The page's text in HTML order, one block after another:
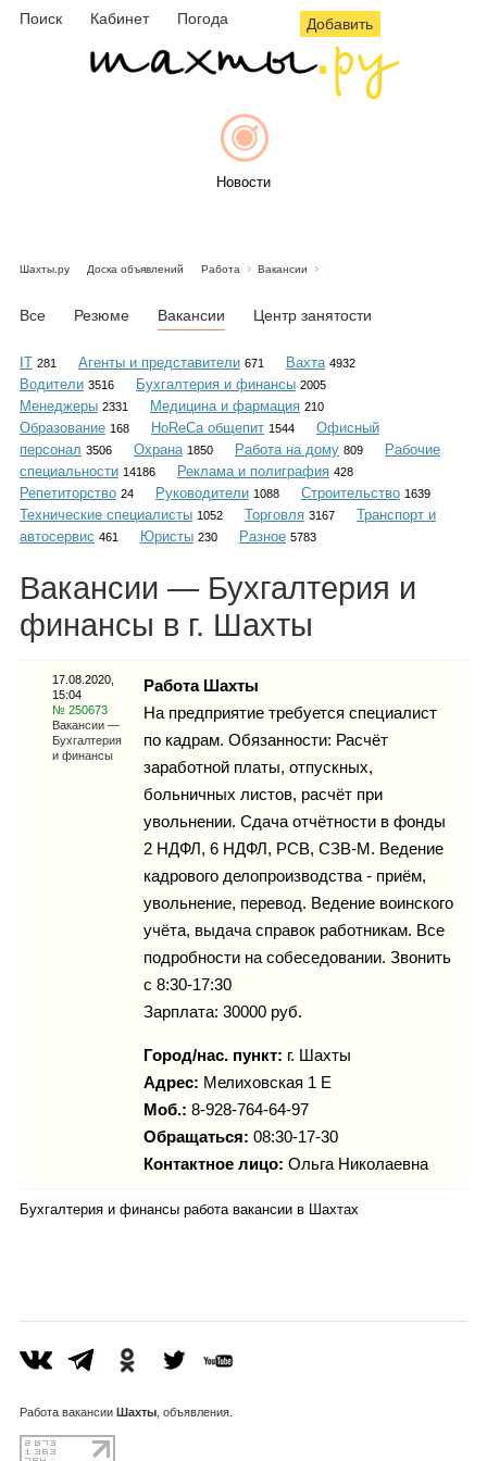
Поиск Кабинет Погода Добавить
Новости
Объявления
Каталог
Инфо
Карты
Фотогалерея
Шахты.ру Доска объявлений Работа Вакансии
Все Резюме Вакансии Центр занятости
IT 281 Агенты и представители 671 Вахта 4932
Водители 3516 Бухгалтерия и финансы 2005
Менеджеры 2331 Медицина и фармация 210
Образование 168 HoReCa общепит 1544
Офисный
персонал 3506 Охрана 1850 Работа на дому 809
Рабочие
специальности 14186 Реклама и полиграфия 428
Репетиторство 24 Руководители 1088 Строительство 1639
Технические специалисты 1052 Торговля 3167
Транспорт и
автосервис 461 Юристы 230 Разное 5783
Вакансии — Бухгалтерия и
финансы в г. Шахты
17.08.2020,
15:04
№ 250673
Вакансии —
Бухгалтерия
и финансы
Работа Шахты
На предприятие требуется специалист
по кадрам. Обязанности: Расчёт
заработной платы, отпускных,
больничных листов, расчёт при
увольнении. Сдача отчётности в фонды
2 НДФЛ, 6 НДФЛ, РСВ, СЗВ-М. Ведение
кадрового делопроизводства - приём,
увольнение, перевод. Ведение воинского
учёта, выдача справок работникам. Все
подробности на собеседовании. Звонить
с 8:30-17:30
Зарплата: 30000 руб.
Город/нас. пункт: г. Шахты
Адрес: Мелиховская 1 Е
Моб.: 8-928-764-64-97
Обращаться: 08:30-17-30
Контактное лицо: Ольга Николаевна
Бухгалтерия и финансы работа вакансии в Шахтах
Работа вакансии Шахты, объявления.